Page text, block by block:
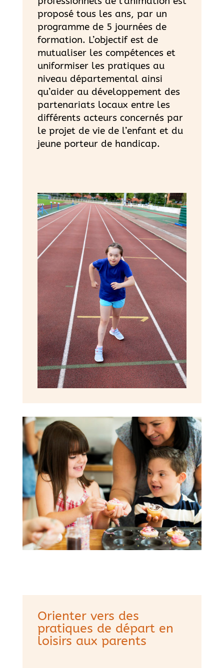
proposé tous les ans, par un
programme de 5 journées de
formation. L’objectif est de
mutualiser les compétences et
uniformiser les pratiques au
niveau départemental ainsi
qu’aider au développement des
partenariats locaux entre les
différents acteurs concernés par
le projet de vie de l’enfant et du
jeune porteur de handicap.
Orienter vers des
pratiques de départ en
loisirs aux parents